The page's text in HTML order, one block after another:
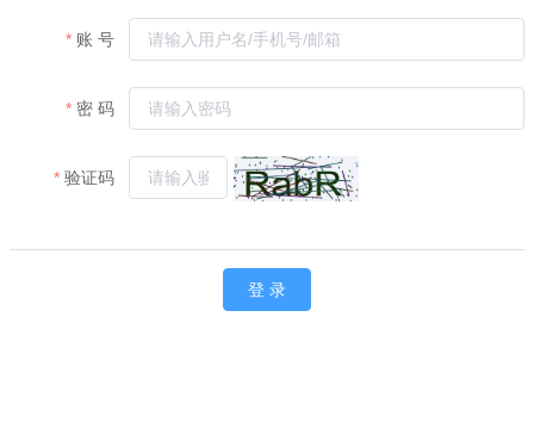
账 号
密 码
验证码
登 录